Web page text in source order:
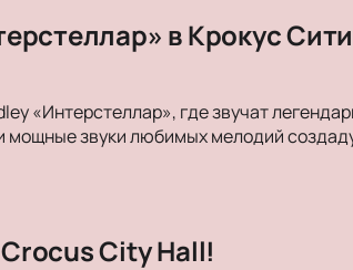
в Крокус
«Интерстеллар», где звучат
мощные звуки любимых мелодий
City Hall!